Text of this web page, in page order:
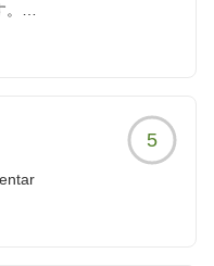
voice/5694?
5